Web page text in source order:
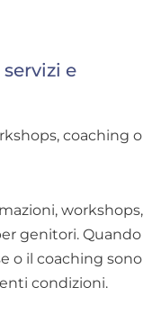
e
coaching o
workshops,
genitori. Quando
o il coaching sono
condizioni.